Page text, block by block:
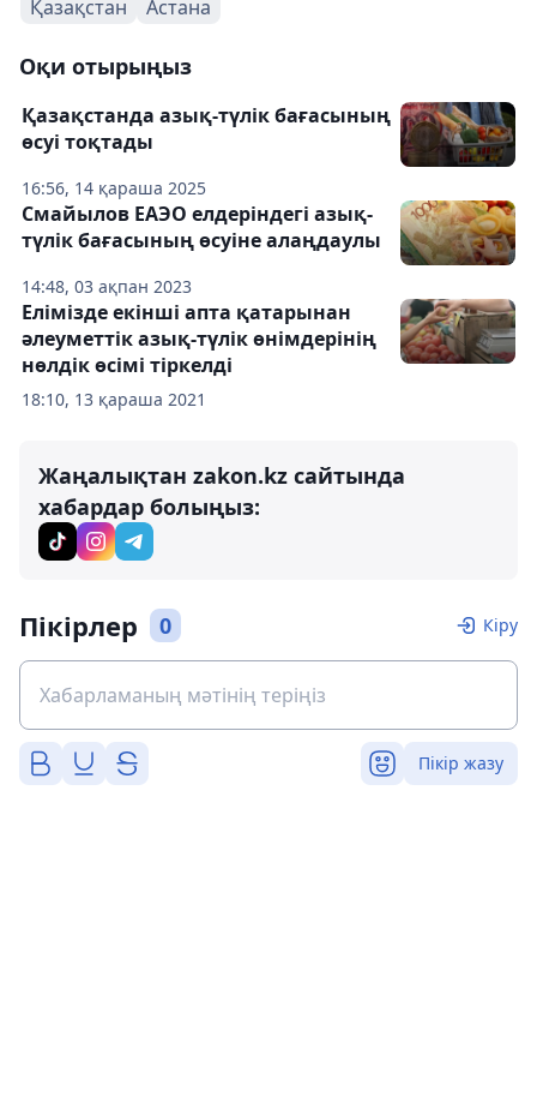
Қазақстан Астана
Оқи отырыңыз
16:56, 14 қараша 2025
Қазақстанда азық-түлік бағасының
өсуі тоқтады
14:48, 03 ақпан 2023
Смайылов ЕАЭО елдеріндегі азық-
түлік бағасының өсуіне алаңдаулы
18:10, 13 қараша 2021
Елімізде екінші апта қатарынан
әлеуметтік азық-түлік өнімдерінің
нөлдік өсімі тіркелді
Жаңалықтан zakon.kz сайтында
хабардар болыңыз:
Пікірлер 0 Кіру
Пікір жазу